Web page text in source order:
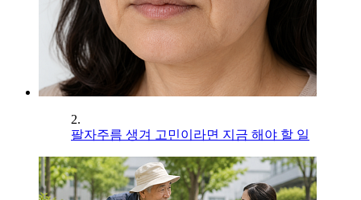
2.
팔자주름 생겨 고민이라면 지금 해야 할 일